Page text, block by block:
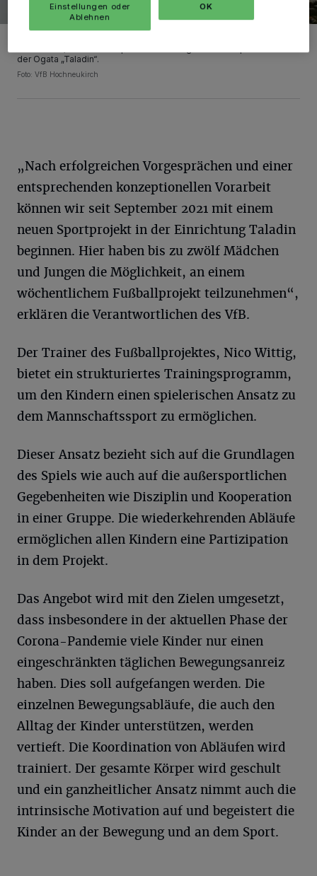
der Ogata „Taladin“.
Foto: VfB Hochneukirch
„Nach erfolgreichen Vorgesprächen und einer
entsprechenden konzeptionellen Vorarbeit
können wir seit September 2021 mit einem
neuen Sportprojekt in der Einrichtung Taladin
beginnen. Hier haben bis zu zwölf Mädchen
und Jungen die Möglichkeit, an einem
wöchentlichem Fußballprojekt teilzunehmen“,
erklären die Verantwortlichen des VfB.
Der Trainer des Fußballprojektes, Nico Wittig,
bietet ein strukturiertes Trainingsprogramm,
um den Kindern einen spielerischen Ansatz zu
dem Mannschaftssport zu ermöglichen.
Dieser Ansatz bezieht sich auf die Grundlagen
des Spiels wie auch auf die außersportlichen
Gegebenheiten wie Disziplin und Kooperation
in einer Gruppe. Die wiederkehrenden Abläufe
ermöglichen allen Kindern eine Partizipation
in dem Projekt.
Das Angebot wird mit den Zielen umgesetzt,
dass insbesondere in der aktuellen Phase der
Corona-Pandemie viele Kinder nur einen
eingeschränkten täglichen Bewegungsanreiz
haben. Dies soll aufgefangen werden. Die
einzelnen Bewegungsabläufe, die auch den
Alltag der Kinder unterstützen, werden
vertieft. Die Koordination von Abläufen wird
trainiert. Der gesamte Körper wird geschult
und ein ganzheitlicher Ansatz nimmt auch die
intrinsische Motivation auf und begeistert die
Kinder an der Bewegung und an dem Sport.
Einstellungen oder
Ablehnen
OK